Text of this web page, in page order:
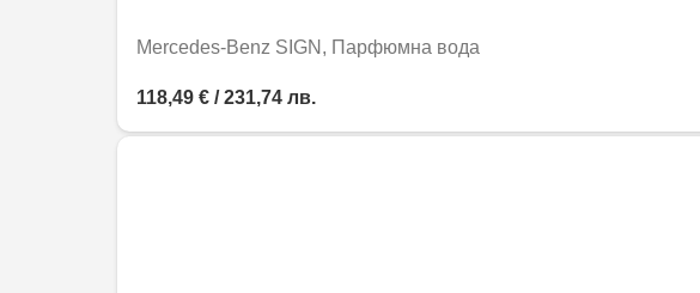
Mercedes-Benz SIGN, Парфюмна вода
118,49 € / 231,74 лв.